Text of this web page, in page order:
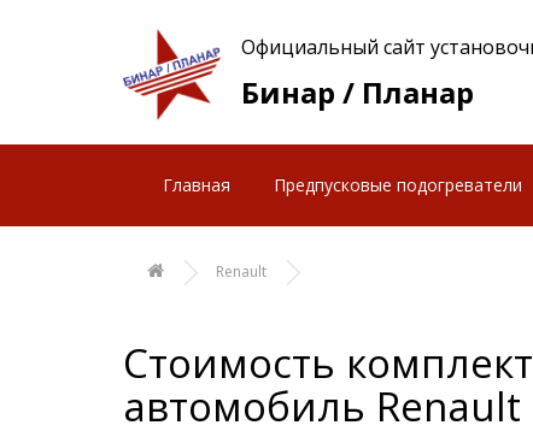
Официальный сайт
Бинар / Планар
Главная Предпусковые подогреватели
Renault
Стоимость
автомобиль Renault